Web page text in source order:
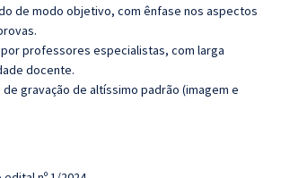
de modo objetivo, com ênfase nos aspectos
por professores especialistas, com larga
docente.
gravação de altíssimo padrão (imagem e